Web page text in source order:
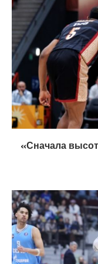
«Сначала